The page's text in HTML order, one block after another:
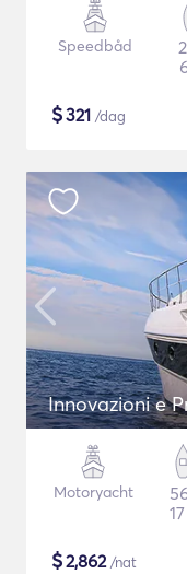
Speedbåd
$321 /dag
Innovazioni e
Motoryacht
$2,862/nat